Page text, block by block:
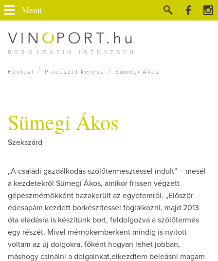
BORMAGAZIN IGÉNYESEN
Menü
Főoldal / Pincészet kereső / Sümegi Ákos
Sümegi Ákos
Szekszárd
„A családi gazdálkodás szőlőtermesztéssel indult” – mesél
a kezdetekről Sümegi Ákos, amikor frissen végzett
gépészmérnökként hazakerült az egyetemről. „Először
édesapám kezdett borkészítéssel foglalkozni, majd 2013
óta eladásra is készítünk bort, feldolgozva a szőlőtermés
egy részét. Mivel mérnökemberként mindig is nyitott
voltam az új dolgokra, főként hogyan lehet jobban,
máshogy csinálni a dolgainkat,elkezdtem beleásni magam